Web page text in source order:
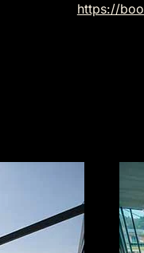
https://